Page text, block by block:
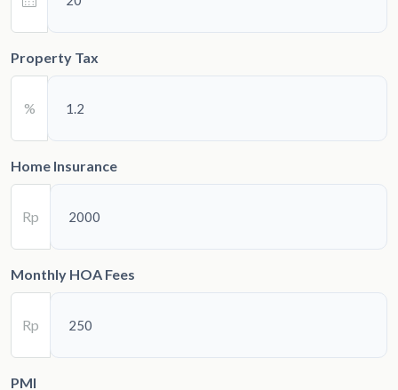
Property Tax
%
Home Insurance
Rp
Monthly HOA Fees
Rp
PMI